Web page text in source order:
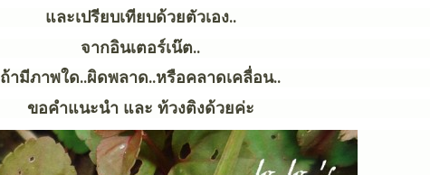
และเปรียบเทียบด้วยตัวเอง..
จากอินเตอร์เน๊ต..
ถ้ามีภาพใด..ผิดพลาด..หรือคลาดเคลื่อน..
ขอคำแนะนำ และ ท้วงติงด้วยค่ะ